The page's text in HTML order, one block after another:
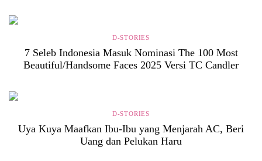
D-STORIES
7 Seleb Indonesia Masuk Nominasi The 100 Most
Beautiful/Handsome Faces 2025 Versi TC Candler
D-STORIES
Uya Kuya Maafkan Ibu-Ibu yang Menjarah AC, Beri
Uang dan Pelukan Haru